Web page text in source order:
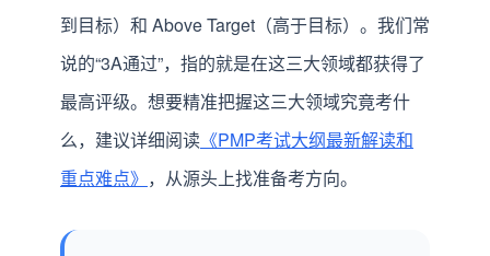
到目标）和 Above Target（高于目标）。我们常
说的“3A通过”，指的就是在这三大领域都获得了
最高评级。想要精准把握这三大领域究竟考什
么，建议详细阅读《PMP考试大纲最新解读和
重点难点》 ，从源头上找准备考方向。